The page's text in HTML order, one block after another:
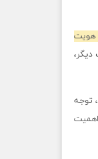
هویت
توجه
اهمیت